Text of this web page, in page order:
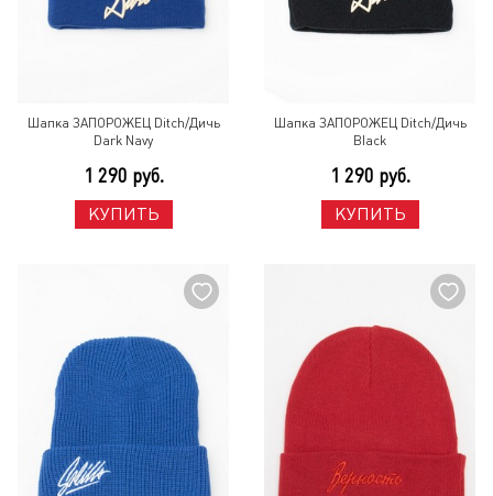
Шапка ЗАПОРОЖЕЦ Ditch/Дичь
Dark Navy
1 290 руб.
КУПИТЬ
Шапка ЗАПОРОЖЕЦ Ditch/Дичь
Black
1 290 руб.
КУПИТЬ